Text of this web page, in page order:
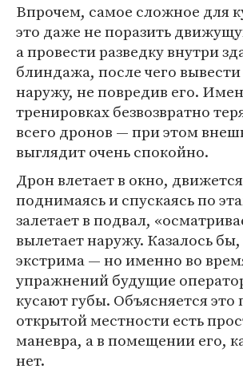
Впрочем, самое сложное для
это даже не поразить
а провести разведку внутри
блиндажа, после чего
наружу, не повредив его.
тренировках безвозвратно
всего дронов — при этом
выглядит очень спокойно.
Дрон влетает в окно,
поднимаясь и спускаясь по
залетает в подвал,
вылетает наружу. Казалось
экстрима — но именно во
упражнений будущие
кусают губы. Объясняется это
открытой местности есть
маневра, а в помещении его,
нет.